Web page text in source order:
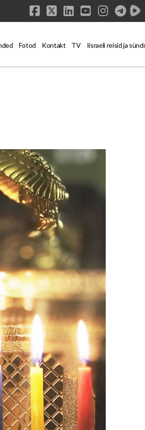
Facebook
X LinkedIn
YouTube
Fotod Kontakt TV Iisraeli reisid ja